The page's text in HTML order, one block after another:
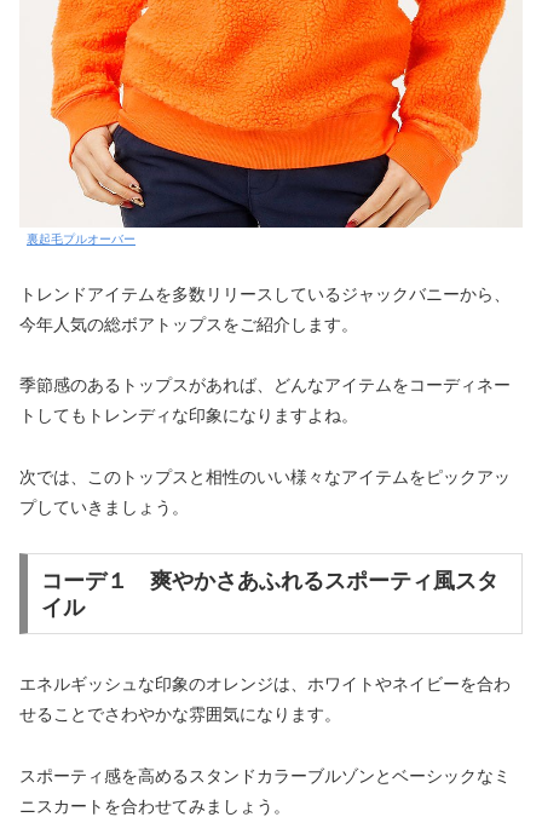
裏起毛プルオーバー
トレンドアイテムを多数リリースしているジャックバニーから、
今年人気の総ボアトップスをご紹介します。
季節感のあるトップスがあれば、どんなアイテムをコーディネー
トしてもトレンディな印象になりますよね。
次では、このトップスと相性のいい様々なアイテムをピックアッ
プしていきましょう。
コーデ１ 爽やかさあふれるスポーティ風スタ
イル
エネルギッシュな印象のオレンジは、ホワイトやネイビーを合わ
せることでさわやかな雰囲気になります。
スポーティ感を高めるスタンドカラーブルゾンとベーシックなミ
ニスカートを合わせてみましょう。